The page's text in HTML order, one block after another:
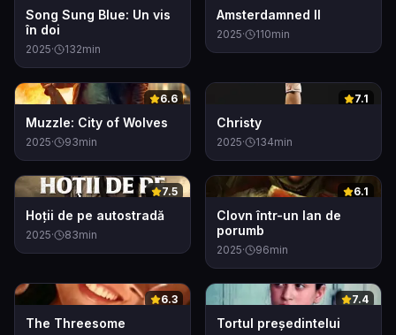
Song Sung Blue: Un vis
în doi
2025· 132min
Amsterdamned II
2025· 110min
0 6.6
Muzzle: City of Wolves
2025· 93min
7.1
Christy
2025· 134min
0 7.5
Hoţii de pe autostradă
2025· 83min
0 6.1
Clovn într-un lan de
porumb
2025· 96min
0 6.3
The Threesome
0 7.4
Tortul președintelui